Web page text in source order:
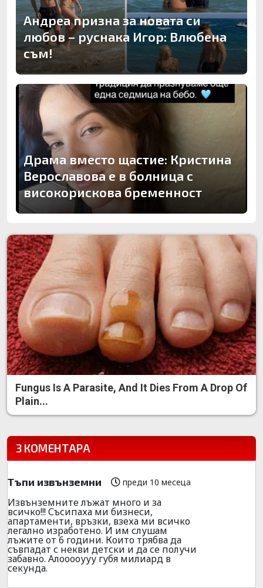
Андреа призна за новата си
любов – руснака Игор: Влюбена
съм!
Драма вместо щастие: Кристина
Верославова е в болница с
високорискова бременност
Fungus Is A Parasite, And It Dies From A Drop Of
Plain...
3 КОМЕНТАРА
Тъпи извънземни преди 10 месеца
Извънземните лъжат много и за
всичко!!! Съсипаха ми бизнеси,
апартаменти, връзки, взеха ми всичко
легално изработено. И им слушам
лъжите от 6 години. Които трябва да
съвпадат с некви детски и да се получи
забавно. Алооооууу губя милиард в
секунда.